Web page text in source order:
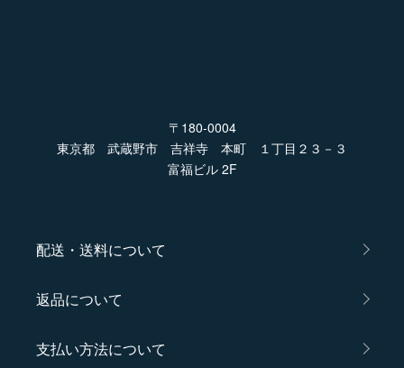
〒180-0004
東京都 武蔵野市 吉祥寺 本町 １丁目２３－３
富福ビル 2F
配送・送料について
返品について
支払い方法について